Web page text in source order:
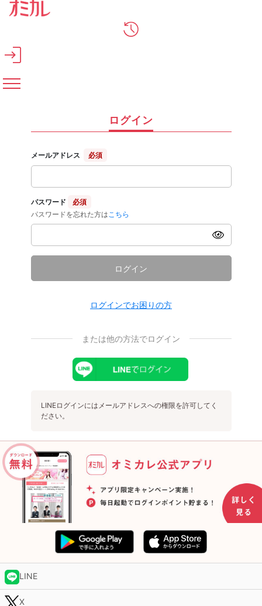
メインコンテンツへスキップ
ログイン
メールアドレス 必須
パスワード
必須
パスワードを忘れた方は こちら
ログイン
ログインでお困りの方
または他の方法でログイン
LINEログインにはメールアドレスへの権限を許可してく
ださい。
LINE
X